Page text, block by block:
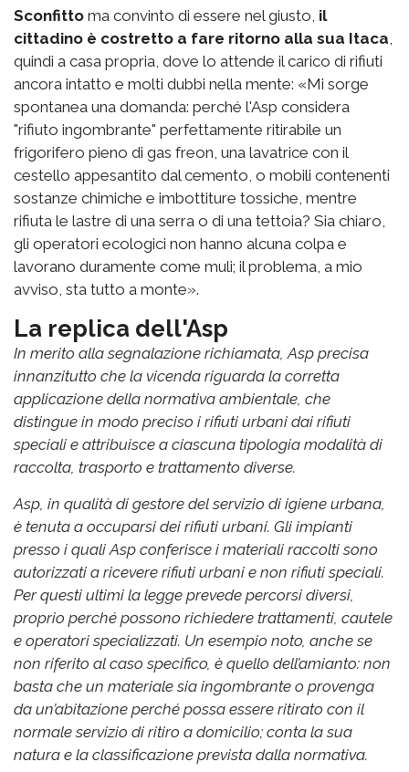
Sconfitto ma convinto di essere nel giusto, il
cittadino è costretto a fare ritorno alla sua Itaca,
quindi a casa propria, dove lo attende il carico di rifiuti
ancora intatto e molti dubbi nella mente: «Mi sorge
spontanea una domanda: perché l'Asp considera
"rifiuto ingombrante" perfettamente ritirabile un
frigorifero pieno di gas freon, una lavatrice con il
cestello appesantito dal cemento, o mobili contenenti
sostanze chimiche e imbottiture tossiche, mentre
rifiuta le lastre di una serra o di una tettoia? Sia chiaro,
gli operatori ecologici non hanno alcuna colpa e
lavorano duramente come muli; il problema, a mio
avviso, sta tutto a monte».
La replica dell'Asp
In merito alla segnalazione richiamata, Asp precisa
innanzitutto che la vicenda riguarda la corretta
applicazione della normativa ambientale, che
distingue in modo preciso i rifiuti urbani dai rifiuti
speciali e attribuisce a ciascuna tipologia modalità di
raccolta, trasporto e trattamento diverse.
Asp, in qualità di gestore del servizio di igiene urbana,
è tenuta a occuparsi dei rifiuti urbani. Gli impianti
presso i quali Asp conferisce i materiali raccolti sono
autorizzati a ricevere rifiuti urbani e non rifiuti speciali.
Per questi ultimi la legge prevede percorsi diversi,
proprio perché possono richiedere trattamenti, cautele
e operatori specializzati. Un esempio noto, anche se
non riferito al caso specifico, è quello dell’amianto: non
basta che un materiale sia ingombrante o provenga
da un’abitazione perché possa essere ritirato con il
normale servizio di ritiro a domicilio; conta la sua
natura e la classificazione prevista dalla normativa.